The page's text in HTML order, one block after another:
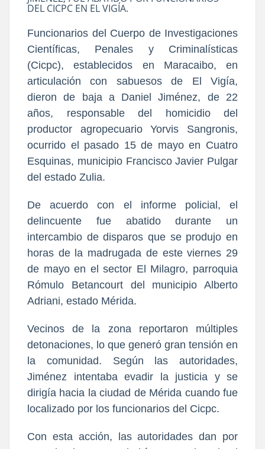
DEL CICPC EN EL VIGÍA.
Funcionarios del Cuerpo de Investigaciones
Científicas, Penales y Criminalísticas
(Cicpc), establecidos en Maracaibo, en
articulación con sabuesos de El Vigía,
dieron de baja a Daniel Jiménez, de 22
años, responsable del homicidio del
productor agropecuario Yorvis Sangronis,
ocurrido el pasado 15 de mayo en Cuatro
Esquinas, municipio Francisco Javier Pulgar
del estado Zulia.
De acuerdo con el informe policial, el
delincuente fue abatido durante un
intercambio de disparos que se produjo en
horas de la madrugada de este viernes 29
de mayo en el sector El Milagro, parroquia
Rómulo Betancourt del municipio Alberto
Adriani, estado Mérida.
Vecinos de la zona reportaron múltiples
detonaciones, lo que generó gran tensión en
la comunidad. Según las autoridades,
Jiménez intentaba evadir la justicia y se
dirigía hacia la ciudad de Mérida cuando fue
localizado por los funcionarios del Cicpc.
Con esta acción, las autoridades dan por